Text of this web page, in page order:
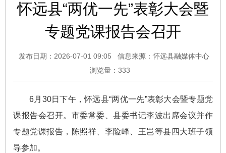
怀远县“两优一先”表彰大会暨
专题党课报告会召开
发布日期：2026-07-01 09:05
信息来源：怀远县融媒体中心
浏览量： 333
6月30日下午，怀远县“两优一先”表彰大会暨专题党
课报告会召开。市委常委、县委书记李波出席会议并作
专题党课报告，陈照祥、李险峰、王岂等县四大班子领
导参加。